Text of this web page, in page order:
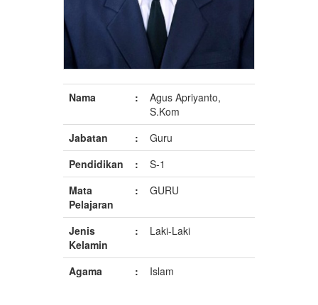
Nama :
Agus Apriyanto,
S.Kom
Jabatan
:
Guru
Pendidikan
:
S-1
Mata
Pelajaran
: GURU
Jenis
Kelamin
: Laki-Laki
Agama : Islam